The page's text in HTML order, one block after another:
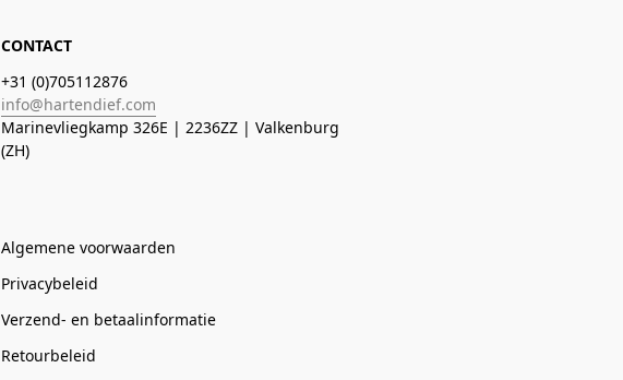
CONTACT
+31 (0)705112876
info@hartendief.com
Marinevliegkamp 326E | 2236ZZ | Valkenburg
(ZH)
Algemene voorwaarden
Privacybeleid
Verzend- en betaalinformatie
Retourbeleid